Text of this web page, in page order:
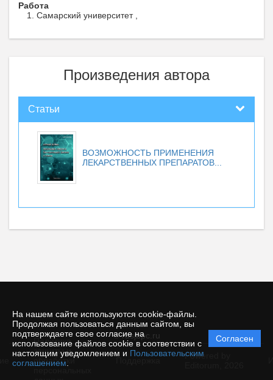
На нашем сайте используются cookie-файлы.
Продолжая пользоваться данным сайтом, вы
подтверждаете свое согласие на
использование файлов cookie в соответствии с
настоящим уведомлением и Пользовательским
соглашением
Согласен
Работа
Самарский университет ,
Произведения автора
Статьи
ВОЗМОЖНОСТЬ ПРИМЕНЕНИЯ
ЛЕКАРСТВЕННЫХ ПРЕПАРАТОВ...
© rusjbpc.ru
Политика
защиты и
обработки
Powered by